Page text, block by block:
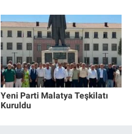
Yeni Parti Malatya Teşkilatı
Kuruldu